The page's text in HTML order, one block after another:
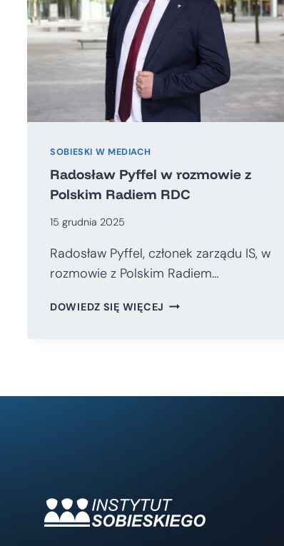
SOBIESKI W MEDIACH
Radosław Pyffel w rozmowie z
Polskim Radiem RDC
15 grudnia 2025
Radosław Pyffel, członek zarządu IS, w
rozmowie z Polskim Radiem…
DOWIEDZ SIĘ WIĘCEJ RADOSŁAW